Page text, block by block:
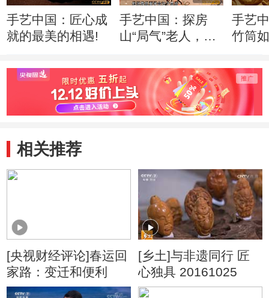
手艺中国：匠心成
就的最美的相遇!
手艺中国：探房
山“局气”老人，如
手艺
竹筒
相关推荐
[央视财经评论]春运回
家路：变迁和便利
[乡土]与非遗同行 匠
心独具 20161025